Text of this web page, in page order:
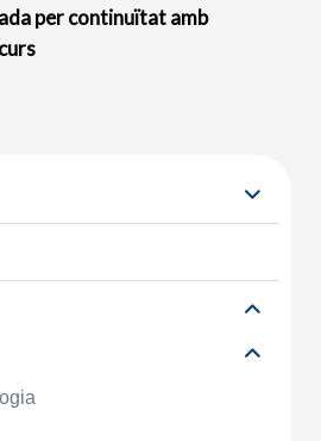
per continuïtat amb